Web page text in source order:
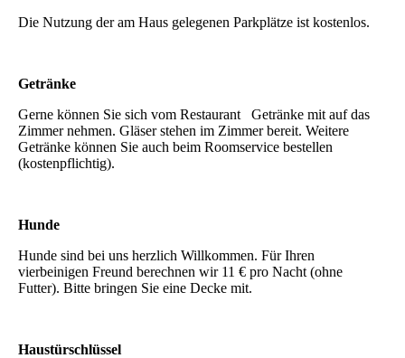
Die Nutzung der am Haus gelegenen Parkplätze ist kostenlos.
Getränke
Gerne können Sie sich vom Restaurant Getränke mit auf das
Zimmer nehmen. Gläser stehen im Zimmer bereit. Weitere
Getränke können Sie auch beim Roomservice bestellen
(kostenpflichtig).
Hunde
Hunde sind bei uns herzlich Willkommen. Für Ihren
vierbeinigen Freund berechnen wir 11 € pro Nacht (ohne
Futter). Bitte bringen Sie eine Decke mit.
Haustürschlüssel